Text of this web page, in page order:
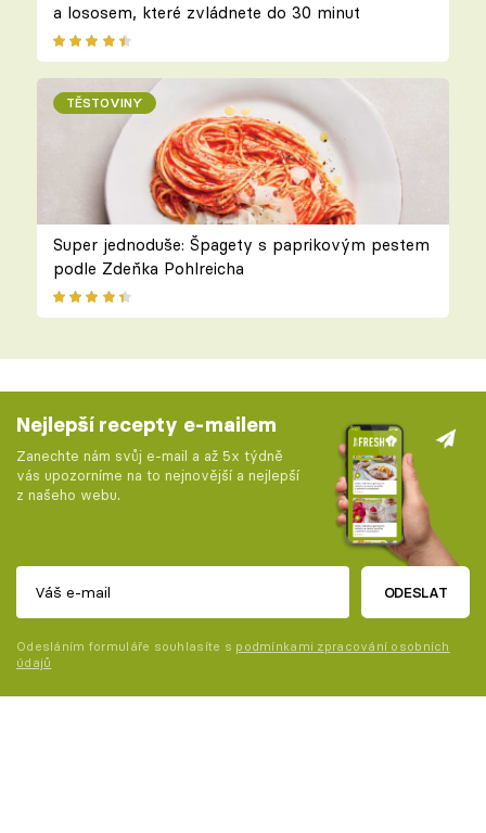
a lososem, které zvládnete do 30 minut
TĚSTOVINY
Super jednoduše: Špagety s paprikovým pestem
podle Zdeňka Pohlreicha
Nejlepší recepty e-mailem
Zanechte nám svůj e-mail a až 5x týdně
vás upozorníme na to nejnovější a nejlepší
z našeho webu.
ODESLAT
Odesláním formuláře souhlasíte s podmínkami zpracování osobních
údajů